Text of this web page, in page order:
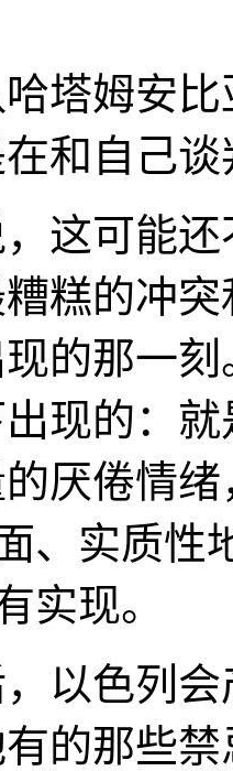
塔姆安
和自己谈
这可能
糕的冲
的那一
现的：
厌倦情
、实质性
实现。
以色列
的那些